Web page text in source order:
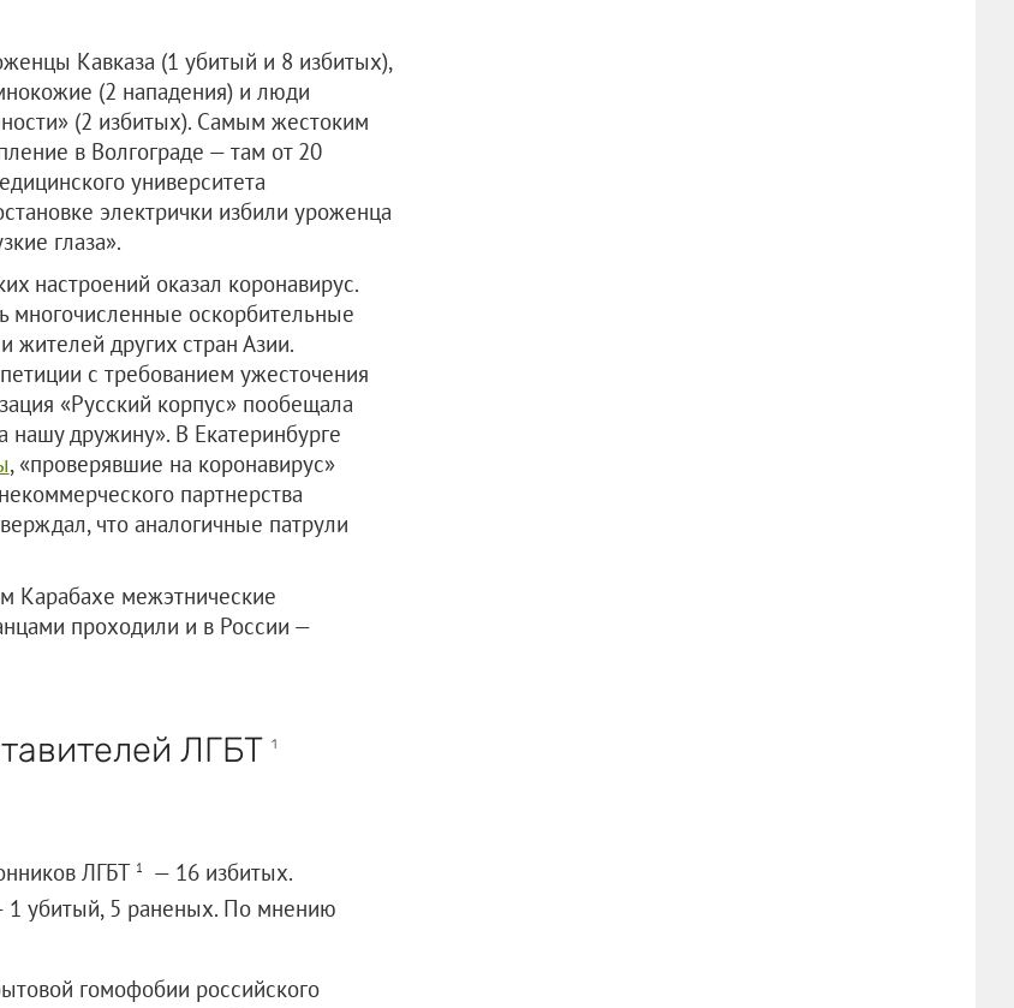
Кавказа (1 убитый и 8 избитых),
(2 нападения) и люди
(2 избитых). Самым жестоким
в Волгограде — там от 20
университета
электрички избили уроженца
глаза».
настроений оказал коронавирус.
многочисленные оскорбительные
жителей других стран Азии.
с требованием ужесточения
«Русский корпус» пообещала
нашу дружину». В Екатеринбурге
, «проверявшие на коронавирус»
партнерства
что аналогичные патрули
Карабахе межэтнические
проходили и в России —
ЛГБТ 1
ЛГБТ 1
— 16 избитых.
1 убитый, 5 раненых. По мнению
гомофобии российского